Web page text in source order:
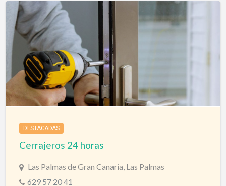
DESTACADAS
Cerrajeros 24 horas
Las Palmas de Gran Canaria, Las Palmas
629 57 20 41